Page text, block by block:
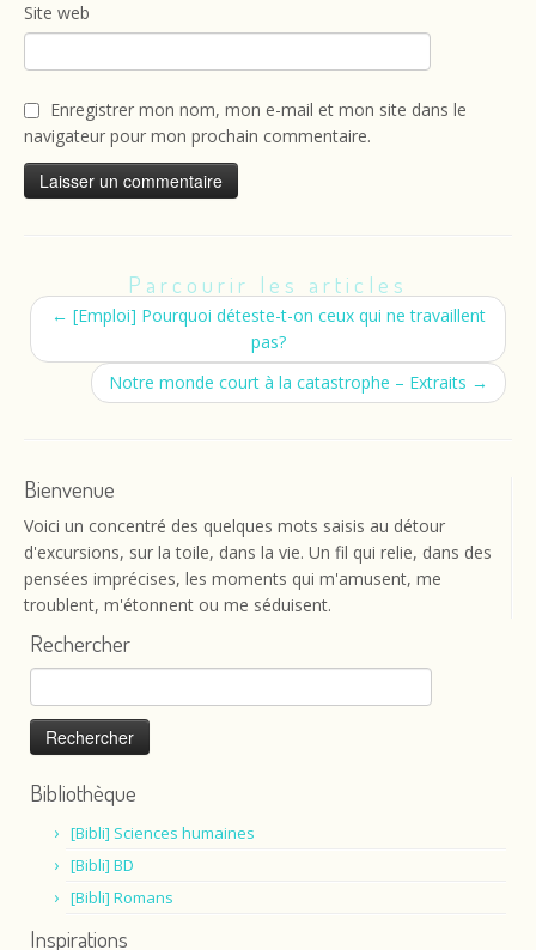
Site web
Enregistrer mon nom, mon e-mail et mon site dans le
navigateur pour mon prochain commentaire.
Parcourir les articles
← [Emploi] Pourquoi déteste-t-on ceux qui ne travaillent
pas?
Notre monde court à la catastrophe – Extraits →
Bienvenue
Voici un concentré des quelques mots saisis au détour
d'excursions, sur la toile, dans la vie. Un fil qui relie, dans des
pensées imprécises, les moments qui m'amusent, me
troublent, m'étonnent ou me séduisent.
Rechercher
Rechercher :
Bibliothèque
[Bibli] Sciences humaines
[Bibli] BD
[Bibli] Romans
Inspirations